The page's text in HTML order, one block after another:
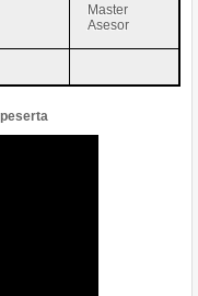
Master
Asesor